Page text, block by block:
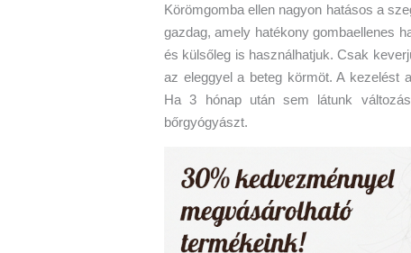
Körömgomba ellen nagyon hatásos a
gazdag, amely hatékony gombaellenes
és külsőleg is használhatjuk. Csak
az eleggyel a beteg körmöt. A kezelést
Ha 3 hónap után sem látunk
bőrgyógyászt.